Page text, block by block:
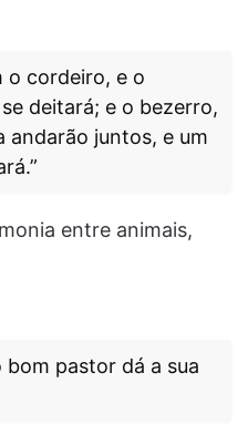
o cordeiro, e o
deitará; e o bezerro,
andarão juntos, e um
entre animais,
bom pastor dá a sua